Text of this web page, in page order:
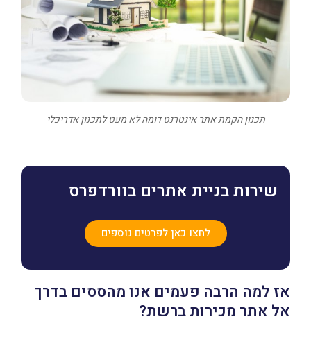
תכנון הקמת אתר אינטרנט דומה לא מעט לתכנון אדריכלי
שירות בניית אתרים בוורדפרס
לחצו כאן לפרטים נוספים
אז למה הרבה פעמים אנו מהססים בדרך
אל אתר מכירות ברשת?